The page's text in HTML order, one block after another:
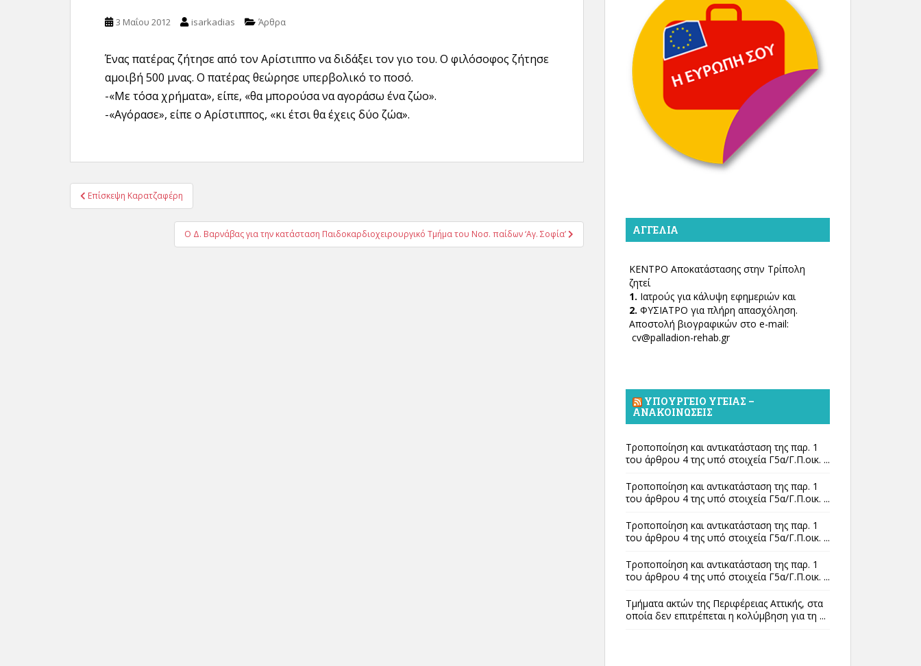
3 Μαΐου 2012 isarkadias Άρθρα
Ένας πατέρας ζήτησε από τον Αρίστιππο να διδάξει τον γιο του. Ο φιλόσοφος ζήτησε
αμοιβή 500 μνας. Ο πατέρας θεώρησε υπερβολικό το ποσό.
-«Με τόσα χρήματα», είπε, «θα μπορούσα να αγοράσω ένα ζώο».
-«Αγόρασε», είπε ο Αρίστιππος, «κι έτσι θα έχεις δύο ζώα».
Πλοήγηση
άρθρων
Επίσκεψη Καρατζαφέρη
Ο Δ. Βαρνάβας για την κατάσταση Παιδοκαρδιοχειρουργικό Τμήμα του Νοσ. παίδων ‘Αγ. Σοφία’ ΑΓΓΕΛΊΑ
ΚΕΝΤΡΟ Αποκατάστασης στην Τρίπολη
ζητεί
1. Ιατρούς για κάλυψη εφημεριών και
2. ΦΥΣΙΑΤΡΟ για πλήρη απασχόληση.
Αποστολή βιογραφικών στο e-mail:
cv@palladion-rehab.gr
ΥΠΟΥΡΓΕΊΟ ΥΓΕΊΑΣ –
ΑΝΑΚΟΙΝΏΣΕΙΣ
Τροποποίηση και αντικατάσταση της παρ. 1
του άρθρου 4 της υπό στοιχεία Γ5α/Γ.Π.οικ. ...
Τροποποίηση και αντικατάσταση της παρ. 1
του άρθρου 4 της υπό στοιχεία Γ5α/Γ.Π.οικ. ...
Τροποποίηση και αντικατάσταση της παρ. 1
του άρθρου 4 της υπό στοιχεία Γ5α/Γ.Π.οικ. ...
Τροποποίηση και αντικατάσταση της παρ. 1
του άρθρου 4 της υπό στοιχεία Γ5α/Γ.Π.οικ. ...
Τμήματα ακτών της Περιφέρειας Αττικής, στα
οποία δεν επιτρέπεται η κολύμβηση για τη ...